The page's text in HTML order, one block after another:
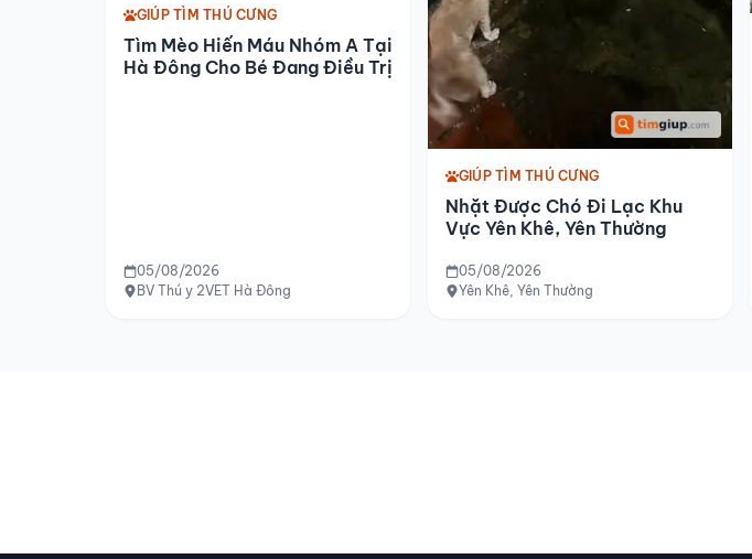
GIÚP TÌM THÚ CƯNG
Tìm Mèo Hiến Máu Nhóm A Tại
Hà Đông Cho Bé Đang Điều Trị
05/08/2026
BV Thú y 2VET Hà Đông
GIÚP TÌM THÚ CƯNG
Nhặt Được Chó Đi Lạc Khu
Vực Yên Khê, Yên Thường
05/08/2026
Yên Khê, Yên Thường